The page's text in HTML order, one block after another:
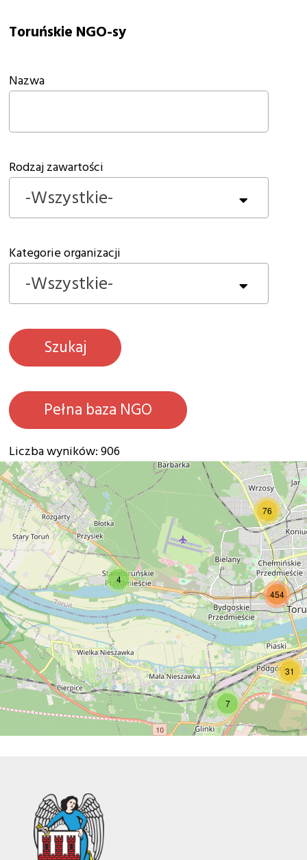
Toruńskie NGO-sy
Nazwa
Rodzaj zawartości
-Wszystkie-
Kategorie organizacji
-Wszystkie-
Pełna baza NGO
Liczba wyników: 906
4
7
31
76
454